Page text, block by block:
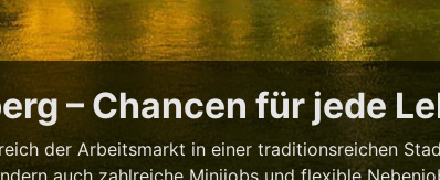
– Chancen für jede
der Arbeitsmarkt in einer traditionsreichen